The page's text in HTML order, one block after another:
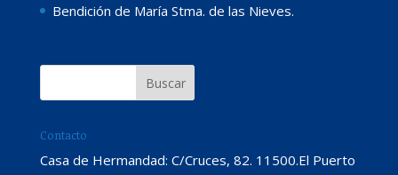
Bendición de María Stma. de las Nieves.
Contacto
Casa de Hermandad: C/Cruces, 82. 11500.El Puerto